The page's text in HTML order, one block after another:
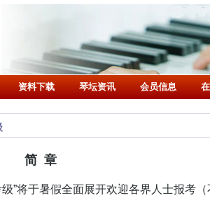
资料下载 琴坛资讯 会员信息
简 章
”将于暑假全面展开欢迎各界人士报考（